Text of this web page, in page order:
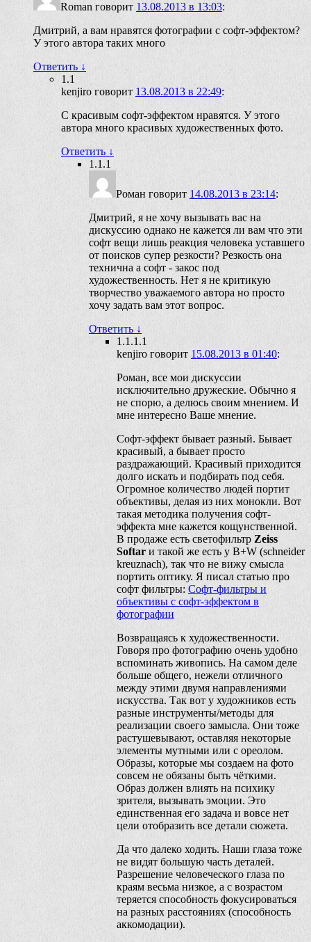
Roman говорит 13.08.2013 в 13:03:
Дмитрий, а вам нравятся фотографии с софт-эффектом?
У этого автора таких много
Ответить ↓
1.1
kenjiro говорит 13.08.2013 в 22:49:
С красивым софт-эффектом нравятся. У этого
автора много красивых художественных фото.
Ответить ↓
1.1.1
Роман говорит 14.08.2013 в 23:14:
Дмитрий, я не хочу вызывать вас на
дискуссию однако не кажется ли вам что эти
софт вещи лишь реакция человека уставшего
от поисков супер резкости? Резкость она
технична а софт - закос под
художественность. Нет я не критикую
творчество уважаемого автора но просто
хочу задать вам этот вопрос.
Ответить ↓
1.1.1.1
kenjiro говорит 15.08.2013 в 01:40:
Роман, все мои дискуссии
исключительно дружеские. Обычно я
не спорю, а делюсь своим мнением. И
мне интересно Ваше мнение.
Софт-эффект бывает разный. Бывает
красивый, а бывает просто
раздражающий. Красивый приходится
долго искать и подбирать под себя.
Огромное количество людей портит
объективы, делая из них монокли. Вот
такая методика получения софт-
эффекта мне кажется кощунственной.
В продаже есть светофильтр Zeiss
Softar и такой же есть у B+W (schneider
kreuznach), так что не вижу смысла
портить оптику. Я писал статью про
софт фильтры: Софт-фильтры и
объективы с софт-эффектом в
фотографии
Возвращаясь к художественности.
Говоря про фотографию очень удобно
вспоминать живопись. На самом деле
больше общего, нежели отличного
между этими двумя направлениями
искусства. Так вот у художников есть
разные инструменты/методы для
реализации своего замысла. Они тоже
растушевывают, оставляя некоторые
элементы мутными или с ореолом.
Образы, которые мы создаем на фото
совсем не обязаны быть чёткими.
Образ должен влиять на психику
зрителя, вызывать эмоции. Это
единственная его задача и вовсе нет
цели отобразить все детали сюжета.
Да что далеко ходить. Наши глаза тоже
не видят большую часть деталей.
Разрешение человеческого глаза по
краям весьма низкое, а с возрастом
теряется способность фокусироваться
на разных расстояниях (способность
аккомодации).